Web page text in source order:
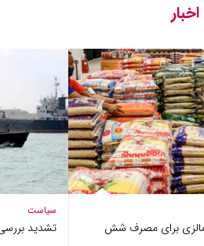
اخبار
مالزی برای مصرف شش
سیاست
تشدید